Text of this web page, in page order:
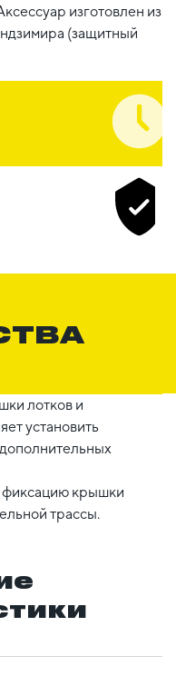
изготовлен из
(защитный
лотков и
установить
фиксацию крышки
трассы.